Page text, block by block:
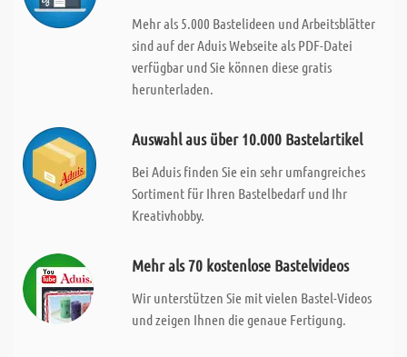
Mehr als 5.000 Bastelideen und Arbeitsblätter
sind auf der Aduis Webseite als PDF-Datei
verfügbar und Sie können diese gratis
herunterladen.
Auswahl aus über 10.000 Bastelartikel
Bei Aduis finden Sie ein sehr umfangreiches
Sortiment für Ihren Bastelbedarf und Ihr
Kreativhobby.
Mehr als 70 kostenlose Bastelvideos
Wir unterstützen Sie mit vielen Bastel-Videos
und zeigen Ihnen die genaue Fertigung.